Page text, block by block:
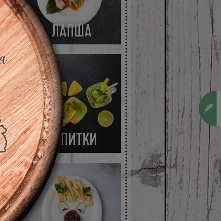
ЛАПША
НАПИТКИ